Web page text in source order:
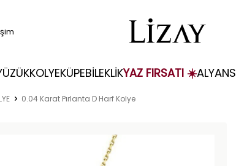
KOLYEKÜPEBİLEKLİKYAZ FIRSATI ☀️ALYANS
0.04 Karat Pırlanta D Harf Kolye